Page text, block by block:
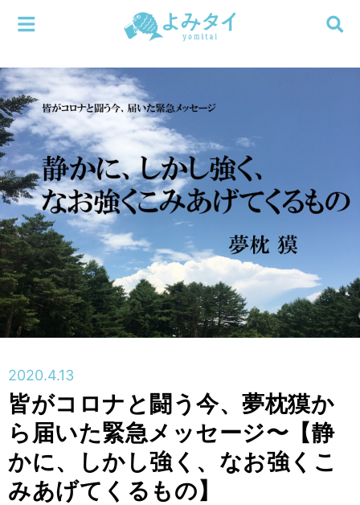
よみタイ
ホーム
新着
連載
新刊
特集
編集部
検索する
メニューを閉じる
2020.4.13
皆がコロナと闘う今、夢枕獏か
ら届いた緊急メッセージ〜【静
かに、しかし強く、なお強くこ
みあげてくるもの】